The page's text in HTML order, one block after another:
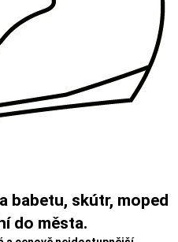
babetu, skútr, moped
do města.